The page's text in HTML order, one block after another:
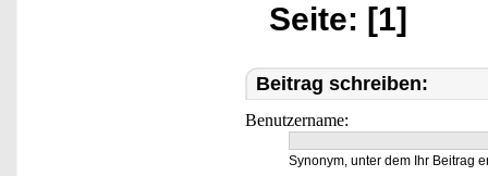
Seite: [1]
Beitrag schreiben:
Benutzername:
Synonym, unter dem Ihr Beitrag